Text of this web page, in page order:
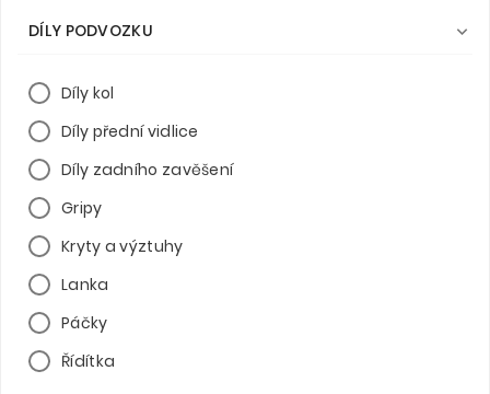
DÍLY PODVOZKU 
Díly kol
Díly přední vidlice
Díly zadního zavěšení
Gripy
Kryty a výztuhy
Lanka
Páčky
Řídítka